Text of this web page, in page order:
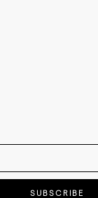
SUBSCRIBE